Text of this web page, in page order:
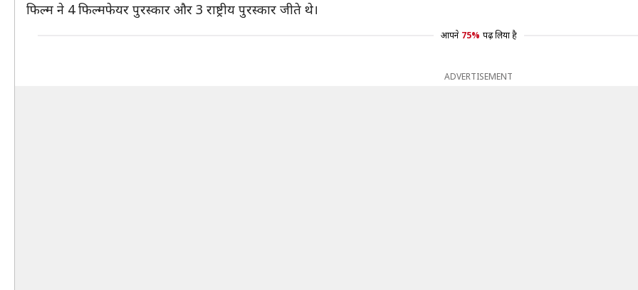
फिल्म ने 4 फिल्मफेयर पुरस्कार और 3 राष्ट्रीय पुरस्कार जीते थे।
आपने 75% पढ़ लिया है
ADVERTISEMENT